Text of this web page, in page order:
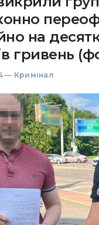
на
гривень
— Кримінал